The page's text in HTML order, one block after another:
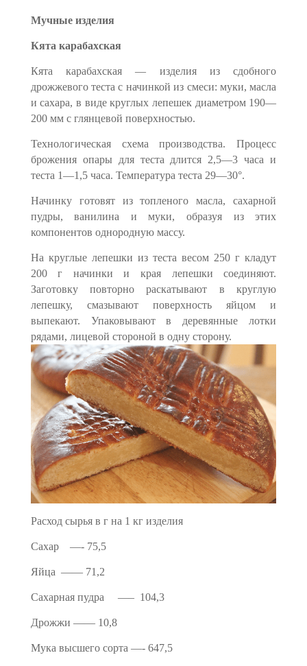
Мучные изделия
Кята карабахская
Кята карабахская — изделия из сдобного
дрожжевого теста с начинкой из смеси: муки, масла
и сахара, в виде круглых лепе­шек диаметром 190—
200 мм с глянцевой поверхностью.
Технологическая схема производства. Процесс
брожения опары для теста длится 2,5—3 часа и
теста 1—1,5 часа. Температура те­ста 29—30°.
Начинку готовят из топленого масла, сахарной
пудры, ванили­на и муки, образуя из этих
компонентов однородную массу.
На круглые лепешки из теста весом 250 г кладут
200 г начин­ки и края лепешки соединяют.
Заготовку повторно раскатывают в круглую
лепешку, смазывают поверхность яйцом и
выпекают. Упаковывают в деревянные лотки
рядами, лицевой стороной в одну сторону.
Расход сырья в г на 1 кг изделия
Сахар —- 75,5
Яйца —— 71,2
Сахарная пудра —– 104,3
Дрожжи —— 10,8
Мука высшего сорта —- 647,5